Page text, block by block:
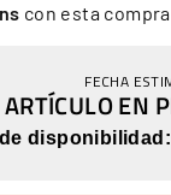
con esta
FECHA
ARTÍCULO EN
disponibilidad: